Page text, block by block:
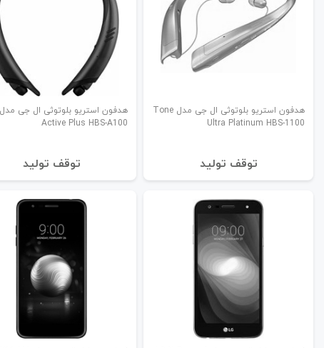
هدفون استریو بلوتوثی ال جی مدل Tone
Ultra Platinum HBS-1100
توقف تولید
Active Plus HBS-A100
توقف تولید